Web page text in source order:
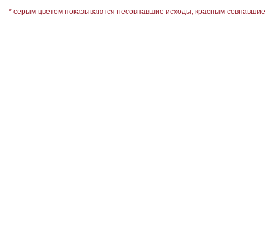
* серым цветом показываются несовпавшие исходы, красным совпавшие